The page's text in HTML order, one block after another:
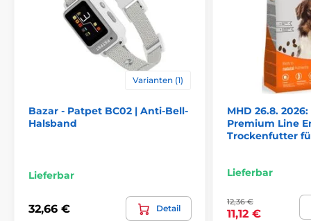
Varianten (1)
Bazar - Patpet BC02 | Anti-Bell-
Halsband
Lieferbar
32,66 € Detail
MHD 26.8.
Premium Line
Trockenfutter
Lieferbar
12,36 €
11,12 €